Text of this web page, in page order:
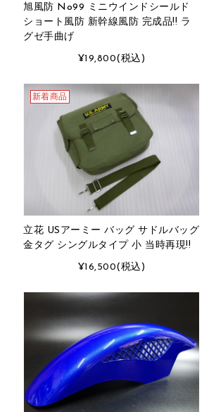
旭風防 No99 ミニウインドシールド
ショート風防 新幹線風防 完成品!! ラ
グゼ手曲げ
¥19,800(税込)
新着商品
立花 USアーミー バッグ サドルバッグ
金タグ シングルタイプ 小 当時再現!!
¥16,500(税込)